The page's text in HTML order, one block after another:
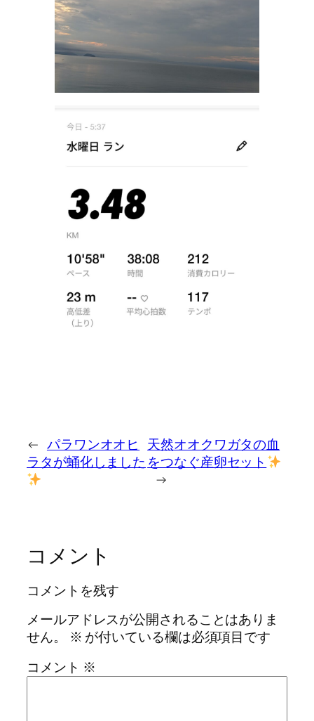
← パラワンオオヒ
ラタが蛹化しました
天然オオクワガタの血
をつなぐ産卵セット
→
コメント
コメントを残す
メールアドレスが公開されることはありま
せん。
※ が付いている欄は必須項目です
コメント ※